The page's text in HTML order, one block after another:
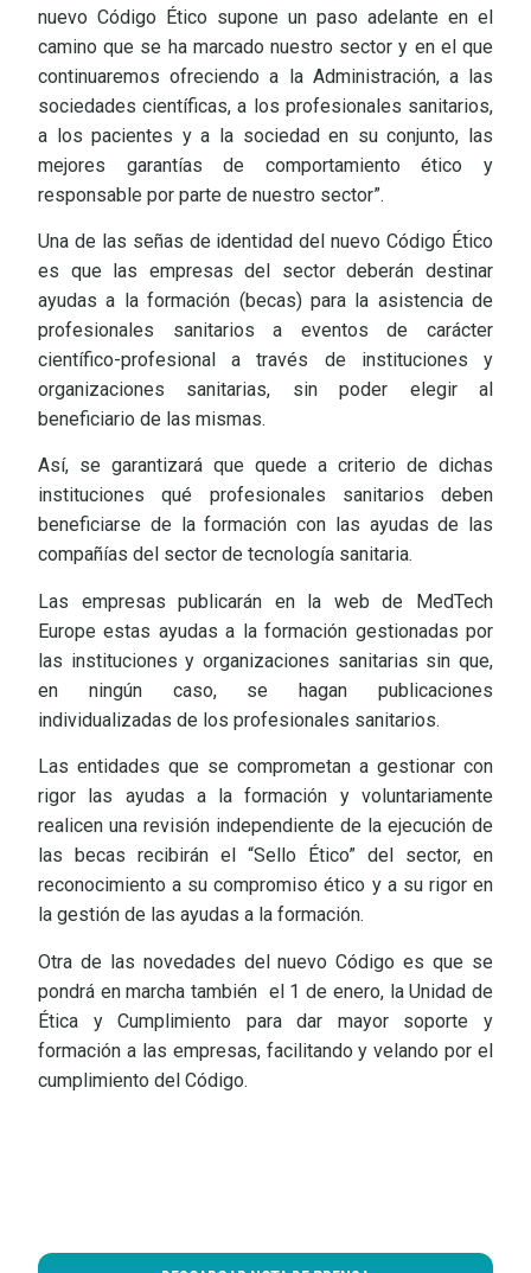
nuevo Código Ético supone un paso adelante en el
camino que se ha marcado nuestro sector y en el que
continuaremos ofreciendo a la Administración, a las
sociedades científicas, a los profesionales sanitarios,
a los pacientes y a la sociedad en su conjunto, las
mejores garantías de comportamiento ético y
responsable por parte de nuestro sector”.
Una de las señas de identidad del nuevo Código Ético
es que las empresas del sector deberán destinar
ayudas a la formación (becas) para la asistencia de
profesionales sanitarios a eventos de carácter
científico-profesional a través de instituciones y
organizaciones sanitarias, sin poder elegir al
beneficiario de las mismas.
Así, se garantizará que quede a criterio de dichas
instituciones qué profesionales sanitarios deben
beneficiarse de la formación con las ayudas de las
compañías del sector de tecnología sanitaria.
Las empresas publicarán en la web de MedTech
Europe estas ayudas a la formación gestionadas por
las instituciones y organizaciones sanitarias sin que,
en ningún caso, se hagan publicaciones
individualizadas de los profesionales sanitarios.
Las entidades que se comprometan a gestionar con
rigor las ayudas a la formación y voluntariamente
realicen una revisión independiente de la ejecución de
las becas recibirán el “Sello Ético” del sector, en
reconocimiento a su compromiso ético y a su rigor en
la gestión de las ayudas a la formación.
Otra de las novedades del nuevo Código es que se
pondrá en marcha también el 1 de enero, la Unidad de
Ética y Cumplimiento para dar mayor soporte y
formación a las empresas, facilitando y velando por el
cumplimiento del Código.